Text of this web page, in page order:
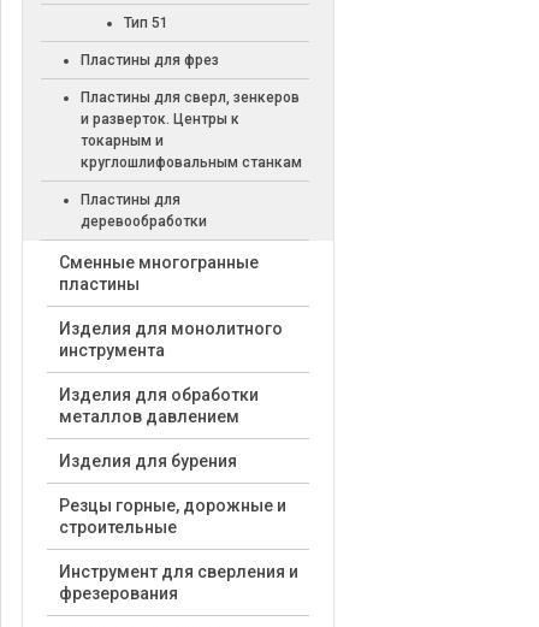
Тип 51
Пластины для фрез
Пластины для сверл, зенкеров
и разверток. Центры к
токарным и
круглошлифовальным станкам
Пластины для
деревообработки
Cменные многогранные
пластины
Изделия для монолитного
инструмента
Изделия для обработки
металлов давлением
Изделия для бурения
Резцы горные, дорожные и
строительные
Инструмент для сверления и
фрезерования